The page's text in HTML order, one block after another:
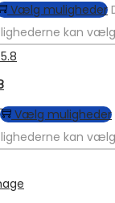
Vælg muligheder
kan
Vælg muligheder
kan